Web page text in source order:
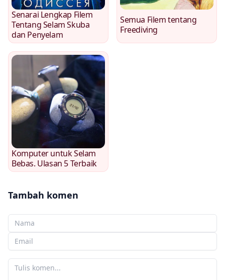
Senarai Lengkap Filem
Tentang Selam Skuba
dan Penyelam
Semua Filem tentang
Freediving
Komputer untuk Selam
Bebas. Ulasan 5 Terbaik
Tambah komen
Nama anda
E-mel anda
Komen anda